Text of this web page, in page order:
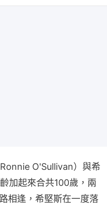
O'Sullivan）與希
加起來合共100歲，兩
相逢，希堅斯在一度落